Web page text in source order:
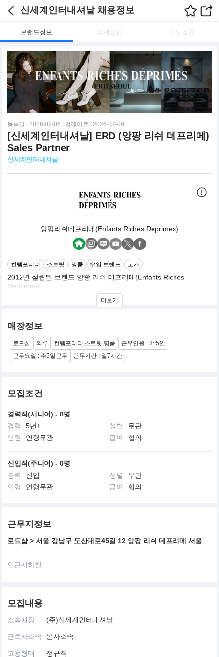
신세계인터내셔날 채용정보
브랜드정보 상세요강 기업소개
등록일 : 2026-07-06 | 업데이트 : 2026-07-09
[신세계인터내셔날] ERD (앙팡 리쉬 데프리메)
Sales Partner
신세계인터내셔날
앙팡리쉬데프리메(Enfants Riches Deprimes)
컨템포러리 스트릿 명품 수입 브랜드 고가
2012년 설립된 브랜드 앙팡 리쉬 데프리메(Enfants Riches
Deprimes)
앞 글자만 따서 'ERD'라고 줄여 부르기도
로 '우울한 부잣집 아이들'이라는 뜻으로 엘리트주의와 허무주의 쿠
튀르 디자인 추구
컨셉은 펑크스타일은 주요고객은 지구상에서 가장 부유하지만 가장
우울한 사람들이 대상
더보기
매장정보
로드샵 의류 컨템포러리,스트릿,명품
근무인원 : 3~5인
근무요일 : 주5일근무
근무시간 : 일7시간
모집조건
경력직(시니어) - 0명
경력
5년↑ 성별
무관
연령
연령무관 급여 협의
신입직(주니어) - 0명
경력
신입 성별
무관
연령
연령무관 급여 협의
근무지정보
로드샵> 서울 강남구 도산대로45길 12 앙팡 리쉬 데프리메 서울
인근지하철
모집내용
소속매장 (주)신세계인터내셔날
근로자소속 본사소속
고용형태 정규직